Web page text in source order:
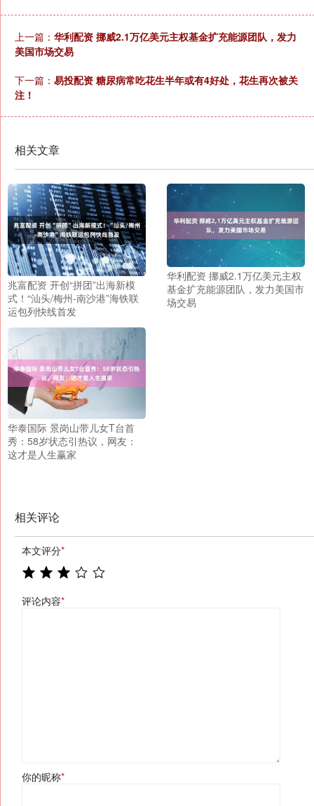
上一篇： 华利配资 挪威2.1万亿美元主权基金扩充能源团队，发力
美国市场交易
下一篇： 易投配资 糖尿病常吃花生半年或有4好处，花生再次被关
注！
相关文章
兆富配资 开创“拼团”出海新模
式！“汕头/梅州-南沙港”海铁联
运包列快线首发
华利配资 挪威2.1万亿美元主权
基金扩充能源团队，发力美国市
场交易
华泰国际 景岗山带儿女T台首
秀：58岁状态引热议，网友：
这才是人生赢家
相关评论
本文评分*
评论内容*
你的昵称*